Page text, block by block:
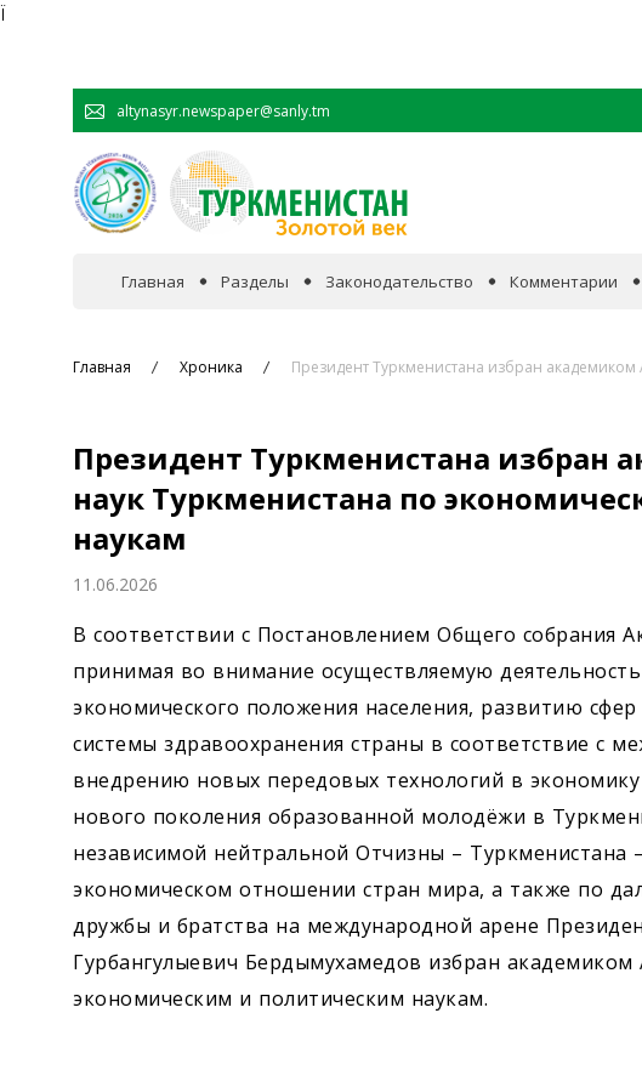
Ï
altynasyr.newspaper@sanly.tm
Главная Разделы
Сотрудничество
Наука
Спорт
Законодательство Комментарии
Главная Хроника Президент Туркменистана избран
Президент Туркменистана избран
наук Туркменистана по
наукам
11.06.2026
В соответствии с Постановлением Общего собрания
принимая во внимание осуществляемую
экономического положения населения, развитию
системы здравоохранения страны в соответствие с
внедрению новых передовых технологий в
нового поколения образованной молодёжи в
независимой нейтральной Отчизны –
экономическом отношении стран мира, а также по
дружбы и братства на международной арене
Гурбангулыевич Бердымухамедов избран
экономическим и политическим наукам.